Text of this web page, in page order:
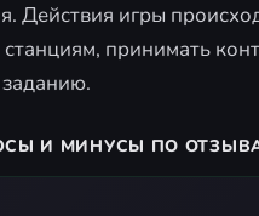
Действия игры
принимать
И МИНУСЫ ПО